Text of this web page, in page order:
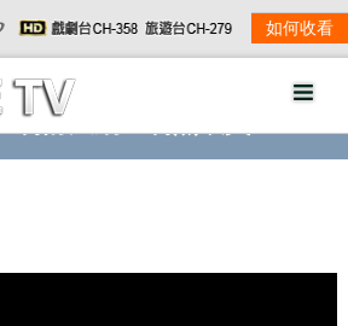
如何收看
劇情大綱